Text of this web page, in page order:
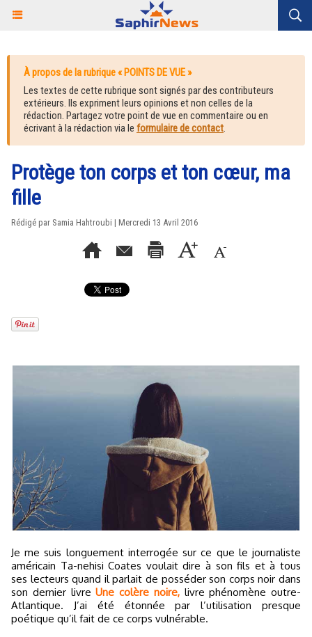
À propos de la rubrique « POINTS DE VUE »
Les textes de cette rubrique sont signés par des contributeurs
extérieurs. Ils expriment leurs opinions et non celles de la
rédaction. Partagez votre point de vue en commentaire ou en
écrivant à la rédaction via le formulaire de contact.
Protège ton corps et ton cœur, ma
fille
Rédigé par Samia Hahtroubi | Mercredi 13 Avril 2016
Je me suis longuement interrogée sur ce que le journaliste
américain Ta-nehisi Coates voulait dire à son fils et à tous
ses lecteurs quand il parlait de posséder son corps noir dans
son dernier livreUne colère noire, livre phénomène outre-
Atlantique. J’ai été étonnée par l’utilisation presque
poétique qu’il fait de ce corps vulnérable.